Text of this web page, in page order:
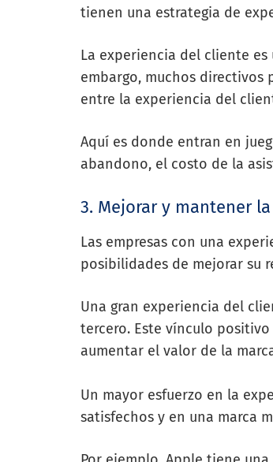
tienen una estrategia de
La experiencia del cliente es
embargo, muchos
entre la experiencia del
Aquí es donde entran en
abandono, el costo de la
3. Mejorar y mantener
Las empresas con una
posibilidades de mejorar su
Una gran experiencia del
tercero. Este vínculo
aumentar el valor de la
Un mayor esfuerzo en la
satisfechos y en una marca